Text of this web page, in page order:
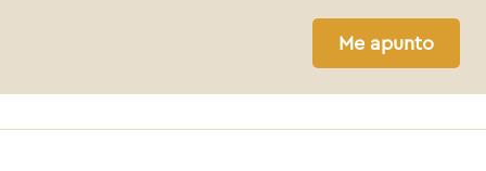
Me apunto